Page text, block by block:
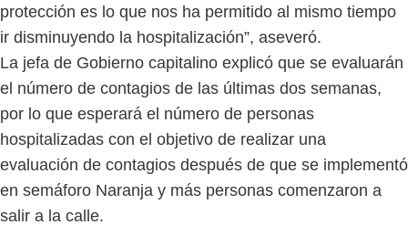
protección es lo que nos ha permitido al mismo tiempo
ir disminuyendo la hospitalización”, aseveró.
La jefa de Gobierno capitalino explicó que se evaluarán
el número de contagios de las últimas dos semanas,
por lo que esperará el número de personas
hospitalizadas con el objetivo de realizar una
evaluación de contagios después de que se implementó
en semáforo Naranja y más personas comenzaron a
salir a la calle.